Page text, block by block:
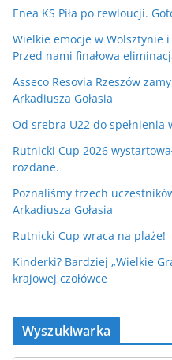
Enea KS Piła po rewloucji.
Wielkie emocje w Wolsztynie
Przed nami finałowa
Asseco Resovia Rzeszów
Arkadiusza Gołasia
Od srebra U22 do
Rutnicki Cup 2026
rozdane.
Poznaliśmy trzech
Arkadiusza Gołasia
Rutnicki Cup wraca na plaże!
Kinderki? Bardziej „Wielkie
krajowej czołówce
Wyszukiwarka